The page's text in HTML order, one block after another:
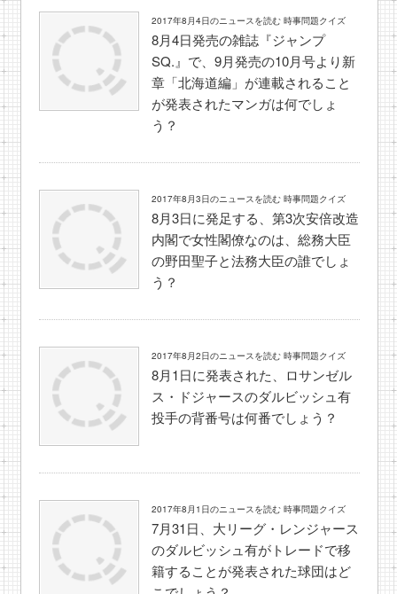
2017年8月4日のニュースを読む 時事問題クイズ
8月4日発売の雑誌『ジャンプ
SQ.』で、9月発売の10月号より新
章「北海道編」が連載されること
が発表されたマンガは何でしょ
う？
2017年8月3日のニュースを読む 時事問題クイズ
8月3日に発足する、第3次安倍改造
内閣で女性閣僚なのは、総務大臣
の野田聖子と法務大臣の誰でしょ
う？
2017年8月2日のニュースを読む 時事問題クイズ
8月1日に発表された、ロサンゼル
ス・ドジャースのダルビッシュ有
投手の背番号は何番でしょう？
2017年8月1日のニュースを読む 時事問題クイズ
7月31日、大リーグ・レンジャース
のダルビッシュ有がトレードで移
籍することが発表された球団はど